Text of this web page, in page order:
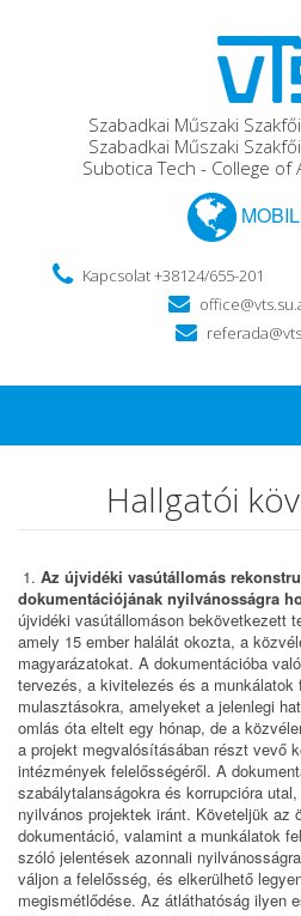
Szabadkai Műszaki
Szabadkai Műszaki
Subotica Tech - College of
Kapcsolat +38124/655-201
Hallgatói
1. Az újvidéki vasútállomás
dokumentációjának nyilvánosságra
újvidéki vasútállomáson bekövetkezett
amely 15 ember halálát okozta, a
magyarázatokat. A dokumentációba
tervezés, a kivitelezés és a munkálatok
mulasztásokra, amelyeket a jelenlegi
omlás óta eltelt egy hónap, de a
a projekt megvalósításában részt vevő
intézmények felelősségéről. A
szabálytalanságokra és korrupcióra
nyilvános projektek iránt. Követeljük az
dokumentáció, valamint a munkálatok
szóló jelentések azonnali
váljon a felelősség, és elkerülhető
megismétlődése. Az átláthatóság ilyen